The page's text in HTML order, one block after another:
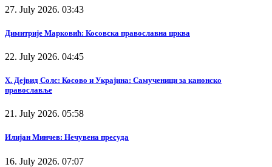
27. July 2026. 03:43
Димитрије Марковић: Косовска православна црква
22. July 2026. 04:45
Х. Дејвид Солс: Косово и Украјина: Самученици за канонско
православље
21. July 2026. 05:58
Илијан Минчев: Нечувена пресуда
16. July 2026. 07:07